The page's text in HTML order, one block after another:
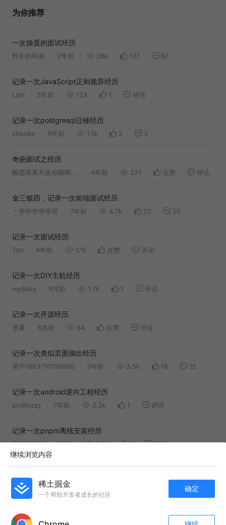
为你推荐
一次操蛋的面试经历
野生的码农 2年前 28k 137 87
记录一次JavaScript正则诡异经历
Lam 3年前 124 1 评论
记录一次postgresql迁移经历
shooke 5年前 1.1k 2 3
奇葩面试之经历
晚霞再美不及你眼眸的颜色 4年前 221 点赞 评论
金三银四，记录一次前端面试经历
丶华华华华华哥 7年前 4.7k 25 25
记录一次面试经历
Ton 4年前 179 点赞 评论
记录一次DIY主机经历
mySkey 9月前 1.7k 1 评论
记录一次开源经历
墨夏 8月前 64 点赞 评论
记录一次类似页面抽出经历
用户1863710796985 3年前 3.5k 18 15
记录一次android逆向工程经历
pndllxzzy 7年前 2.2k 1 评论
记录一次pnpm离线安装经历
风动涟漪起 1年前 2.1k 1 评论
不写bug的米公子
honeymoose 4年前
继续浏览内容
稀土掘金
一个帮助开发者成长的社区
确定